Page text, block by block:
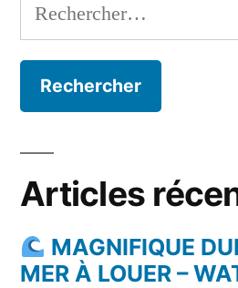
Articles
MAGNIFIQUE
MER À LOUER –